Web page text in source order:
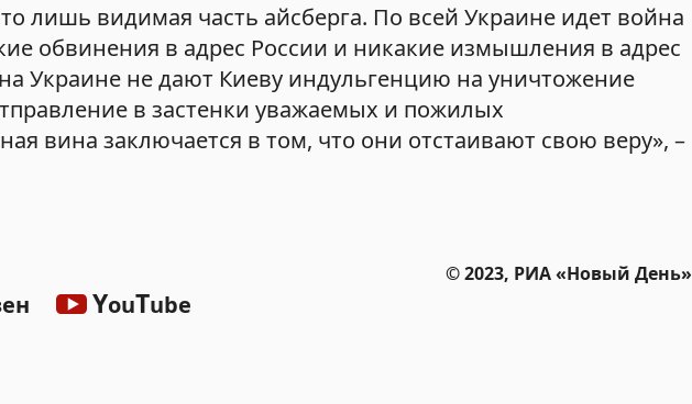
лишь видимая часть айсберга. По всей Украине идет война
обвинения в адрес России и никакие измышления в адрес
Украине не дают Киеву индульгенцию на уничтожение
в застенки уважаемых и пожилых
вина заключается в том, что они отстаивают свою веру», –
© 2023, РИА «Новый День»
YouTube